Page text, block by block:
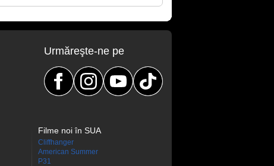
Urmăreşte-ne pe
Filme noi în SUA
Cliffhanger
American Summer
P31